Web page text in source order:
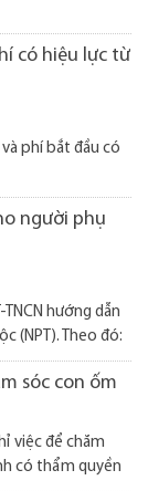
có hiệu lực từ
phí bắt đầu có
người phụ
hướng dẫn
(NPT). Theo đó:
sóc con ốm
việc để chăm
có thẩm quyền